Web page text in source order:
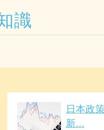
識
日本政
新...